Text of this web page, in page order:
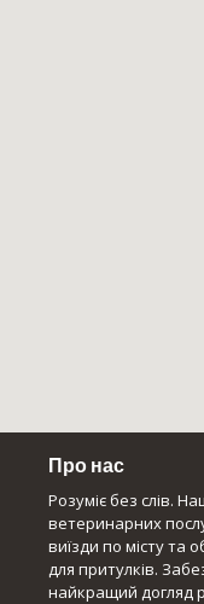
Про нас
Розуміє без слів.
ветеринарних
виїзди по місту та
для притулків.
найкращий догляд